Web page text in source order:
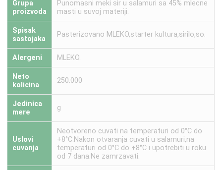
Grupa
proizvoda
Punomasni meki sir u salamuri sa 45% mlecne
masti u suvoj materiji.
Spisak
sastojaka
Pasterizovano MLEKO,starter kultura,sirilo,so.
Alergeni MLEKO.
Neto
kolicina
250.000
Jedinica
mere
g
Uslovi
cuvanja
Neotvoreno cuvati na temperaturi od 0°C do
+8°C.Nakon otvaranja cuvati u salamuri,na
temperaturi od 0°C do +8°C i upotrebiti u roku
od 7 dana.Ne zamrzavati.